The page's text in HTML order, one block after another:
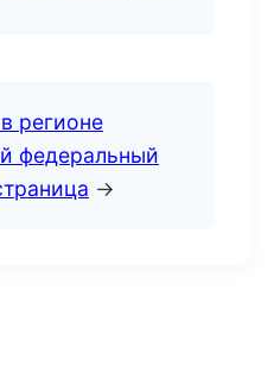
регионе
федеральный
→